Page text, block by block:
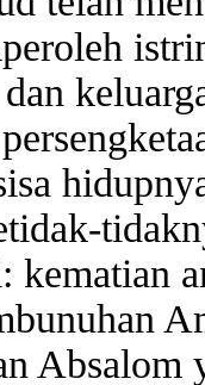
kematian
Absalom